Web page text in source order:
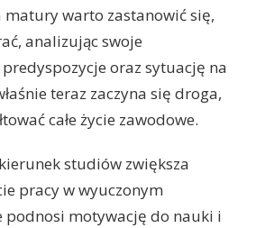
warto zastanowić się,
analizując swoje
oraz sytuację na
teraz zaczyna się droga,
całe życie zawodowe.
studiów zwiększa
pracy w wyuczonym
podnosi motywację do nauki i